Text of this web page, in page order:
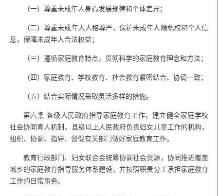
（一）尊重未成年人身心发展规律和个体差异；
（二）尊重未成年人人格尊严，保护未成年人隐私权和个人信
息，保障未成年人合法权益；
（三）遵循家庭教育特点，贯彻科学的家庭教育理念和方法；
（四）家庭教育、学校教育、社会教育紧密结合、协调一致；
（五）结合实际情况采取灵活多样的措施。
第六条 各级人民政府指导家庭教育工作，建立健全家庭学校
社会协同育人机制。县级以上人民政府负责妇女儿童工作的机构，
组织、协调、指导、督促有关部门做好家庭教育工作。
教育行政部门、妇女联合会统筹协调社会资源，协同推进覆盖
城乡的家庭教育指导服务体系建设，并按照职责分工承担家庭教育
工作的日常事务。